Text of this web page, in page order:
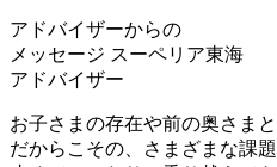
アドバイザーからの
メッセージ スーペリア東海
アドバイザー
お子さまの存在や前の奥さま
だからこその、
さまざまな課